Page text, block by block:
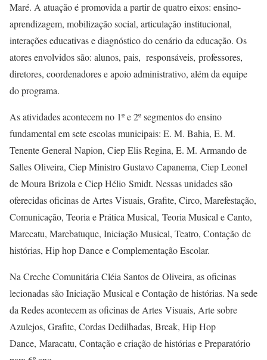
Maré. A atuação é promovida a partir de quatro eixos: ensino-
aprendizagem, mobilização social, articulação institucional,
interações educativas e diagnóstico do cenário da educação. Os
atores envolvidos são: alunos, pais, responsáveis, professores,
diretores, coordenadores e apoio administrativo, além da equipe
do programa.
As atividades acontecem no 1º e 2º segmentos do ensino
fundamental em sete escolas municipais: E. M. Bahia, E. M.
Tenente General Napion, Ciep Elis Regina, E. M. Armando de
Salles Oliveira, Ciep Ministro Gustavo Capanema, Ciep Leonel
de Moura Brizola e Ciep Hélio Smidt. Nessas unidades são
oferecidas oficinas de Artes Visuais, Grafite, Circo, Marefestação,
Comunicação, Teoria e Prática Musical, Teoria Musical e Canto,
Marecatu, Marebatuque, Iniciação Musical, Teatro, Contação de
histórias, Hip hop Dance e Complementação Escolar.
Na Creche Comunitária Cléia Santos de Oliveira, as oficinas
lecionadas são Iniciação Musical e Contação de histórias. Na sede
da Redes acontecem as oficinas de Artes Visuais, Arte sobre
Azulejos, Grafite, Cordas Dedilhadas, Break, Hip Hop
Dance, Maracatu, Contação e criação de histórias e Preparatório